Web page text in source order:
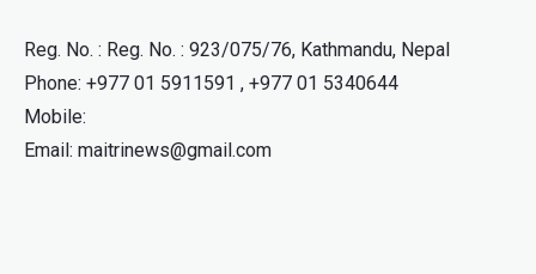
Reg. No. : Reg. No. : 923/075/76, Kathmandu, Nepal
Phone: +977 01 5911591 , +977 01 5340644
Mobile:
Email: maitrinews@gmail.com